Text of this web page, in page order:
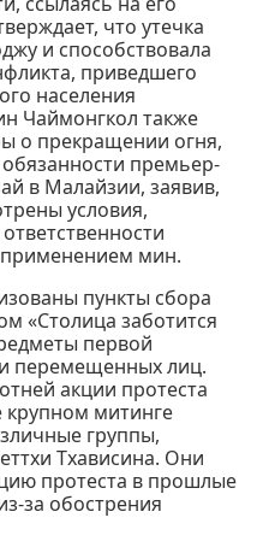
что утечка
и способствовала
приведшего
населения
Чаймонгкол также
о прекращении огня,
премьер-
в Малайзии, заявив,
условия,
мин.
пункты сбора
«Столица заботится
первой
перемещенных лиц.
акции протеста
крупном митинге
группы,
Тхависина. Они
протеста в прошлые
за обострения